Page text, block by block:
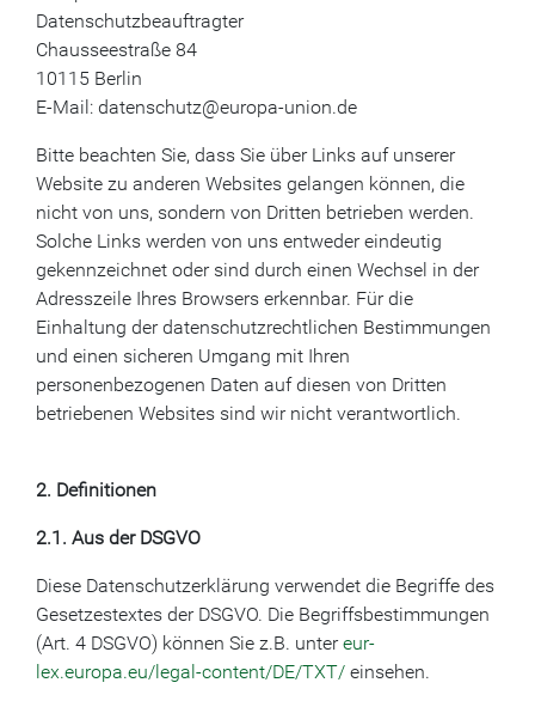
Datenschutzbeauftragter
Chausseestraße 84
10115 Berlin
E-Mail: datenschutz@europa-union.de
Bitte beachten Sie, dass Sie über Links auf unserer
Website zu anderen Websites gelangen können, die
nicht von uns, sondern von Dritten betrieben werden.
Solche Links werden von uns entweder eindeutig
gekennzeichnet oder sind durch einen Wechsel in der
Adresszeile Ihres Browsers erkennbar. Für die
Einhaltung der datenschutzrechtlichen Bestimmungen
und einen sicheren Umgang mit Ihren
personenbezogenen Daten auf diesen von Dritten
betriebenen Websites sind wir nicht verantwortlich.
2. Definitionen
2.1. Aus der DSGVO
Diese Datenschutzerklärung verwendet die Begriffe des
Gesetzestextes der DSGVO. Die Begriffsbestimmungen
(Art. 4 DSGVO) können Sie z.B. untereur-
lex.europa.eu/legal-content/DE/TXT/ einsehen.